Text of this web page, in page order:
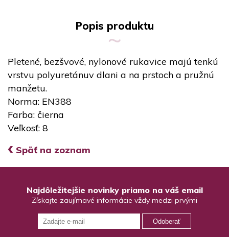
Popis produktu
Pletené, bezšvové, nylonové rukavice majú tenkú
vrstvu polyuretánuv dlani a na prstoch a pružnú
manžetu.
Norma: EN388
Farba: čierna
Veľkosť: 8
‹ Späť na zoznam
Najdôležitejšie novinky priamo na váš email
Získajte zaujímavé informácie vždy medzi prvými
Odoberať